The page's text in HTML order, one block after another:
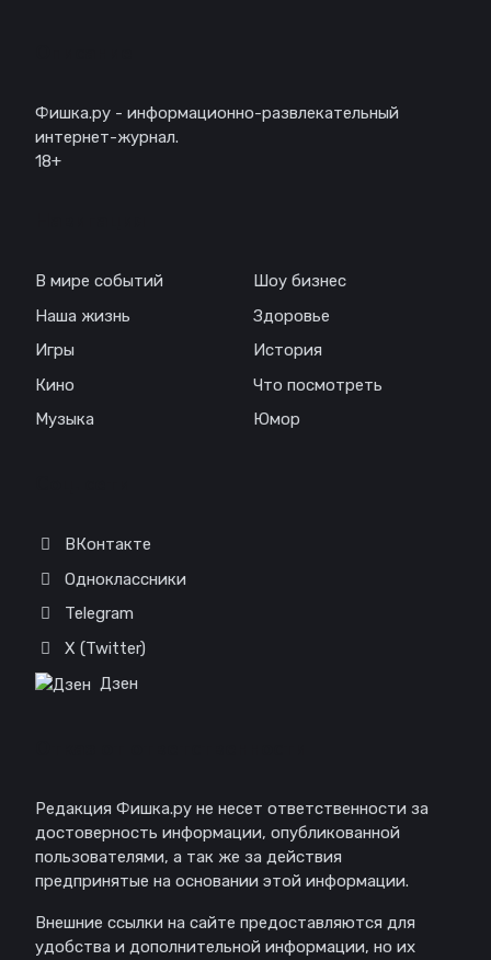
Фишка.ру - информационно-развлекательный
интернет-журнал.
18+
В мире событий
Наша жизнь
Игры
Кино
Музыка
Шоу бизнес
Здоровье
История
Что посмотреть
Юмор
ВКонтакте
Одноклассники
Telegram
X (Twitter)
Дзен
Редакция Фишка.ру не несет ответственности за
достоверность информации, опубликованной
пользователями, а так же за действия
предпринятые на основании этой информации.
Внешние ссылки на сайте предоставляются для
удобства и дополнительной информации, но их